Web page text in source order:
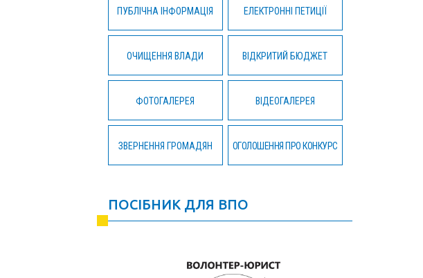
ПУБЛІЧНА ІНФОРМАЦІЯ ЕЛЕКТРОННІ ПЕТИЦІЇ
ОЧИЩЕННЯ ВЛАДИ ВІДКРИТИЙ БЮДЖЕТ
ФОТОГАЛЕРЕЯ ВІДЕОГАЛЕРЕЯ
ЗВЕРНЕННЯ ГРОМАДЯН ОГОЛОШЕННЯ ПРО КОНКУРС
ПОСІБНИК ДЛЯ ВПО